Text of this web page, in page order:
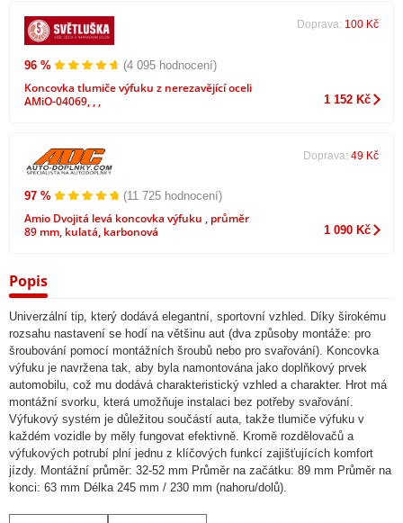
96 % (4 095 hodnocení)
Koncovka tlumiče výfuku z nerezavějící oceli
AMiO-04069, , ,
Doprava: 100 Kč
1 152 Kč
97 % (11 725 hodnocení)
Amio Dvojitá levá koncovka výfuku , průměr
89 mm, kulatá, karbonová
Doprava: 49 Kč
1 090 Kč
Popis
Univerzální tip, který dodává elegantní, sportovní vzhled. Díky širokému
rozsahu nastavení se hodí na většinu aut (dva způsoby montáže: pro
šroubování pomocí montážních šroubů nebo pro svařování). Koncovka
výfuku je navržena tak, aby byla namontována jako doplňkový prvek
automobilu, což mu dodává charakteristický vzhled a charakter. Hrot má
montážní svorku, která umožňuje instalaci bez potřeby svařování.
Výfukový systém je důležitou součástí auta, takže tlumiče výfuku v
každém vozidle by měly fungovat efektivně. Kromě rozdělovačů a
výfukových potrubí plní jednu z klíčových funkcí zajišťujících komfort
jízdy. Montážní průměr: 32-52 mm Průměr na začátku: 89 mm Průměr na
konci: 63 mm Délka 245 mm / 230 mm (nahoru/dolů).